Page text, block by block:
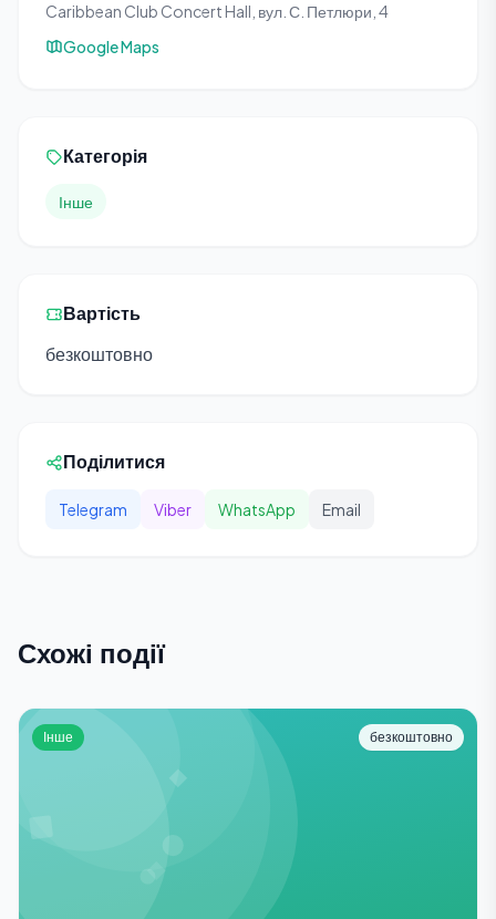
Caribbean Club Concert Hall, вул. С. Петлюри, 4
Google Maps
Категорія
Інше
Вартість
безкоштовно
Поділитися
Telegram Viber WhatsApp Email
Схожі події
Інше безкоштовно